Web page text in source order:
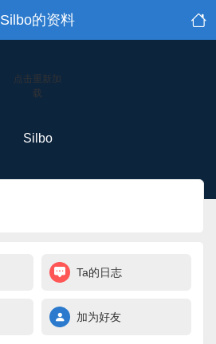
Silbo的资料
点击重新加
载
Silbo
Ta的日志
加为好友